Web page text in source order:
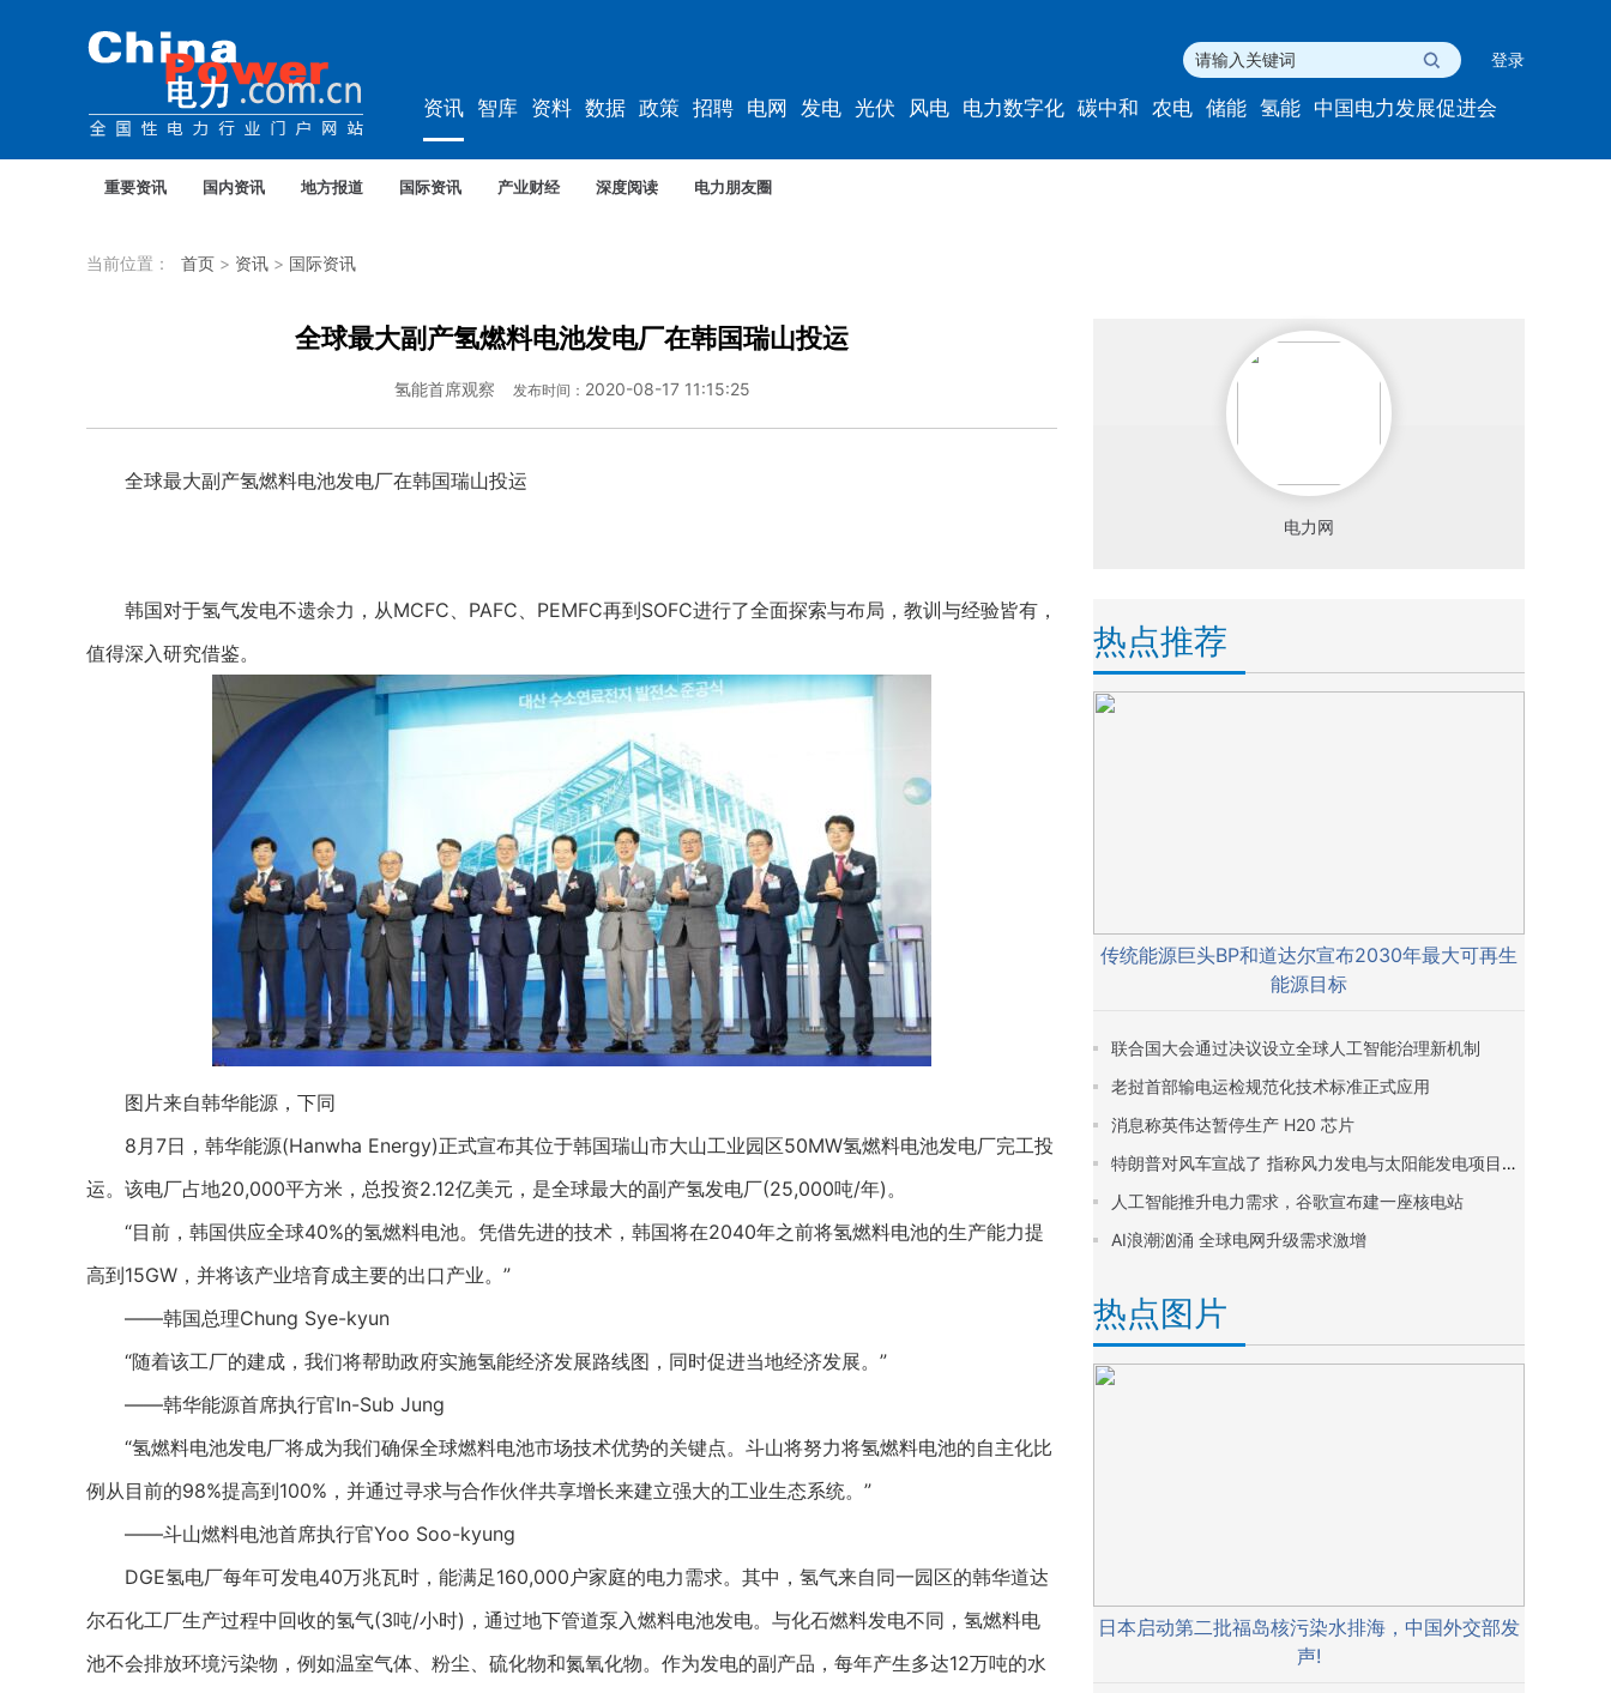
登录
资讯 智库 资料 数据 政策 招聘 电网 发电 光伏 风电 电力数字化 碳中和 农电 储能 氢能 中国电力发展促进会
重要资讯 国内资讯 地方报道 国际资讯 产业财经 深度阅读 电力朋友圈
当前位置： 首页 > 资讯 > 国际资讯
全球最大副产氢燃料电池发电厂在韩国瑞山投运
氢能首席观察 发布时间： 2020-08-17 11:15:25
全球最大副产氢燃料电池发电厂在韩国瑞山投运
韩国对于氢气发电不遗余力，从MCFC、PAFC、PEMFC再到SOFC进行了全面探索与布局，教训与经验皆有，
值得深入研究借鉴。
图片来自韩华能源，下同
8月7日，韩华能源(Hanwha Energy)正式宣布其位于韩国瑞山市大山工业园区50MW氢燃料电池发电厂完工投
运。该电厂占地20,000平方米，总投资2.12亿美元，是全球最大的副产氢发电厂(25,000吨/年)。
“目前，韩国供应全球40%的氢燃料电池。凭借先进的技术，韩国将在2040年之前将氢燃料电池的生产能力提
高到15GW，并将该产业培育成主要的出口产业。”
——韩国总理Chung Sye-kyun
“随着该工厂的建成，我们将帮助政府实施氢能经济发展路线图，同时促进当地经济发展。”
——韩华能源首席执行官In-Sub Jung
“氢燃料电池发电厂将成为我们确保全球燃料电池市场技术优势的关键点。斗山将努力将氢燃料电池的自主化比
例从目前的98%提高到100%，并通过寻求与合作伙伴共享增长来建立强大的工业生态系统。”
——斗山燃料电池首席执行官Yoo Soo-kyung
DGE氢电厂每年可发电40万兆瓦时，能满足160,000户家庭的电力需求。其中，氢气来自同一园区的韩华道达
尔石化工厂生产过程中回收的氢气(3吨/小时)，通过地下管道泵入燃料电池发电。与化石燃料发电不同，氢燃料电
池不会排放环境污染物，例如温室气体、粉尘、硫化物和氮氧化物。作为发电的副产品，每年产生多达12万吨的水
电力网
热点推荐
传统能源巨头BP和道达尔宣布2030年最大可再生
能源目标
联合国大会通过决议设立全球人工智能治理新机制
老挝首部输电运检规范化技术标准正式应用
消息称英伟达暂停生产 H20 芯片
特朗普对风车宣战了 指称风力发电与太阳能发电项目为“本世纪的骗局”!
人工智能推升电力需求，谷歌宣布建一座核电站
AI浪潮汹涌 全球电网升级需求激增
热点图片
日本启动第二批福岛核污染水排海，中国外交部发
声!